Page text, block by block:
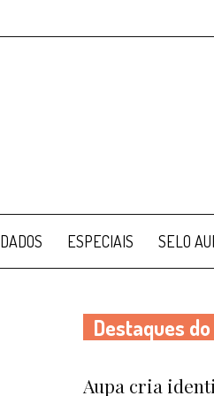
DADOS ESPECIAIS SELO
Destaques
Aupa cria